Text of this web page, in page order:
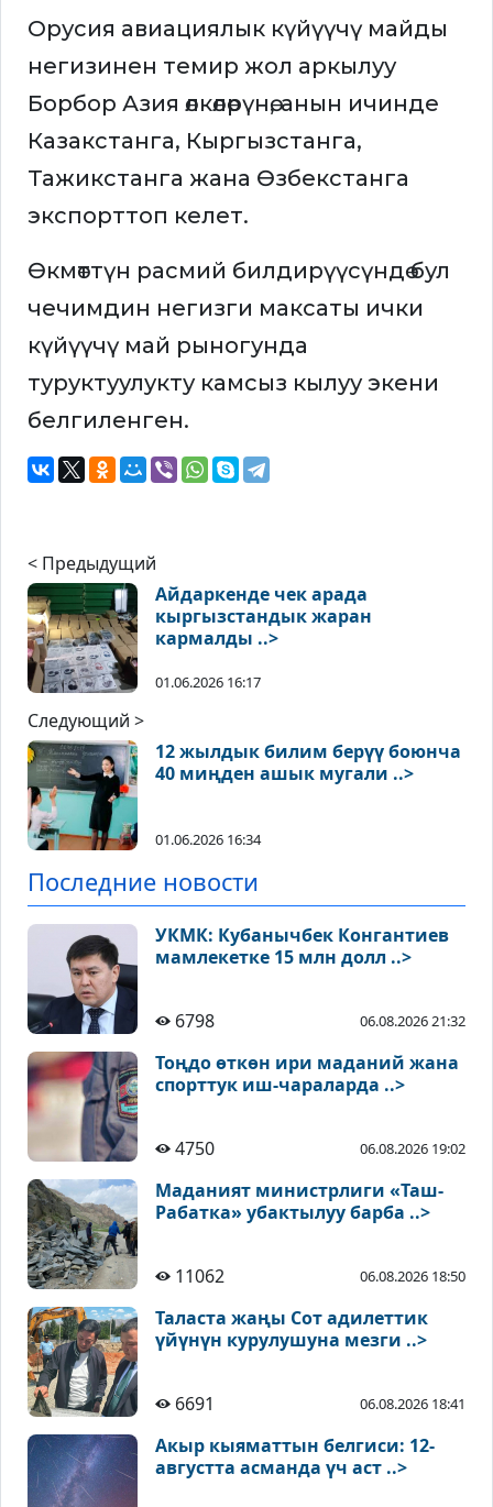
Орусия авиациялык күйүүчү майды
негизинен темир жол аркылуу
Борбор Азия өлкөлөрүнө, анын ичинде
Казакстанга, Кыргызстанга,
Тажикстанга жана Өзбекстанга
экспорттоп келет.
Өкмөттүн расмий билдирүүсүндө бул
чечимдин негизги максаты ички
күйүүчү май рыногунда
туруктуулукту камсыз кылуу экени
белгиленген.
< Предыдущий
Айдаркенде чек арада
кыргызстандык жаран
кармалды ..>
01.06.2026 16:17
Следующий >
12 жылдык билим берүү боюнча
40 миңден ашык мугали ..>
01.06.2026 16:34
Последние новости
УКМК: Кубанычбек Конгантиев
мамлекетке 15 млн долл ..>
6798 06.08.2026 21:32
Тоңдо өткөн ири маданий жана
спорттук иш-чараларда ..>
4750 06.08.2026 19:02
Маданият министрлиги «Таш-
Рабатка» убактылуу барба ..>
11062 06.08.2026 18:50
Таласта жаңы Сот адилеттик
үйүнүн курулушуна мезги ..>
6691 06.08.2026 18:41
Акыр кыяматтын белгиси: 12-
августта асманда үч аст ..>